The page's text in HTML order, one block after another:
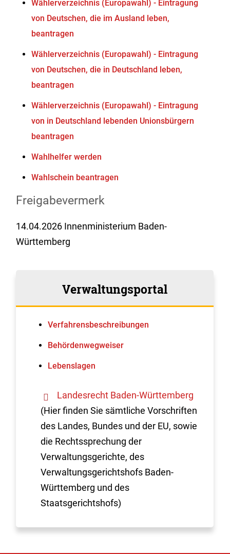
Wählerverzeichnis (Europawahl) - Eintragung
von Deutschen, die im Ausland leben,
beantragen
Wählerverzeichnis (Europawahl) - Eintragung
von Deutschen, die in Deutschland leben,
beantragen
Wählerverzeichnis (Europawahl) - Eintragung
von in Deutschland lebenden Unionsbürgern
beantragen
Wahlhelfer werden
Wahlschein beantragen
Freigabevermerk
14.04.2026 Innenministerium Baden-
Württemberg
Verwaltungsportal
Verfahrens­beschreibungen
Behördenwegweiser
Lebenslagen
Landesrecht Baden-Württemberg
(Hier finden Sie sämtliche Vorschriften
des Landes, Bundes und der EU, sowie
die Rechtssprechung der
Verwaltungsgerichte, des
Verwaltungsgerichtshofs Baden-
Württemberg und des
Staatsgerichtshofs)